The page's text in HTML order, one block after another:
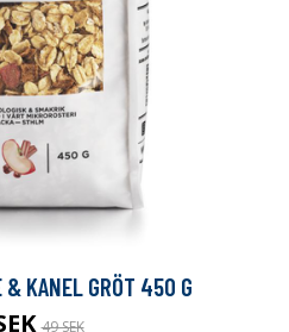
& KANEL GRÖT 450 G
49 SEK